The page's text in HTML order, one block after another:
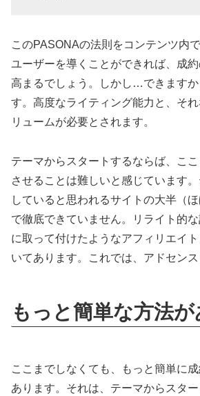
このPASONAの法則をコンテンツ内
ユーザーを導くことができれば、成
高まるでしょう。しかし…できます
す。高度なライティング能力と、そ
リュームが必要とされます。
テーマからスタートするならば、こ
させることは難しいと感じています
していると思われるサイトの大半（
で徹底できていません。リライト的
に取って付けたようなアフィリエイ
いてあります。これでは、アドセンス
もっと簡単な方法が
ここまでしなくても、もっと簡単に
あります。それは、テーマからスタ